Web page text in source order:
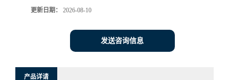
更新日期： 2026-08-10
发送咨询信息
产品详请